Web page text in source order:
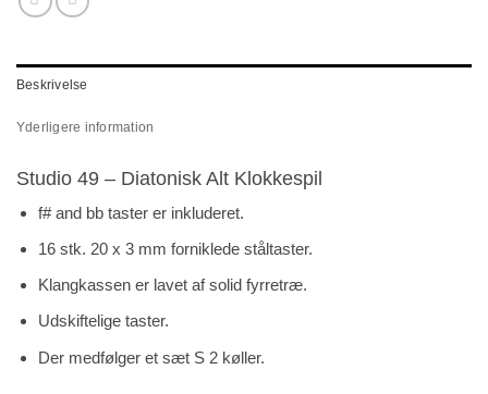
Beskrivelse
Yderligere information
Studio 49 – Diatonisk Alt Klokkespil
f# and bb taster er inkluderet.
16 stk. 20 x 3 mm forniklede ståltaster.
Klangkassen er lavet af solid fyrretræ.
Udskiftelige taster.
Der medfølger et sæt S 2 køller.